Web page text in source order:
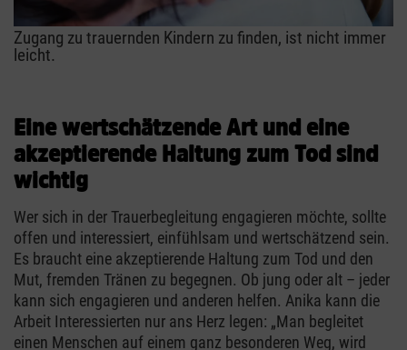
Zugang zu trauernden Kindern zu finden, ist nicht immer
leicht.
Eine wertschätzende Art und eine
akzeptierende Haltung zum Tod sind
wichtig
Wer sich in der Trauerbegleitung engagieren möchte, sollte
offen und interessiert, einfühlsam und wertschätzend sein.
Es braucht eine akzeptierende Haltung zum Tod und den
Mut, fremden Tränen zu begegnen. Ob jung oder alt – jeder
kann sich engagieren und anderen helfen. Anika kann die
Arbeit Interessierten nur ans Herz legen: „Man begleitet
einen Menschen auf einem ganz besonderen Weg, wird